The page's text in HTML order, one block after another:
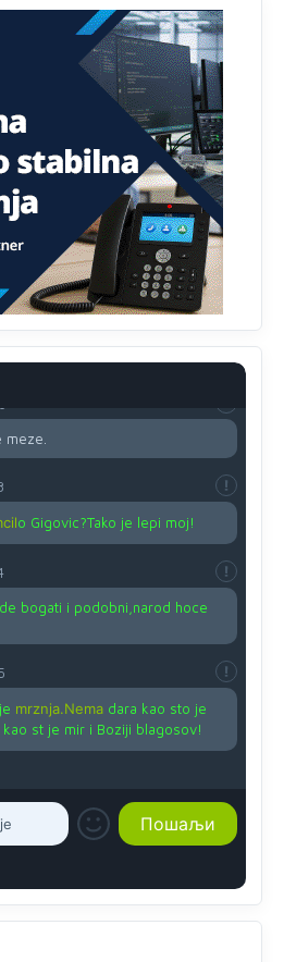
ovog vjeka,neko rece za
su oni srbi...i poce dalje da
sta je bilo u Ag-ci...
bi sve da mogu...a ja srce
tudjoj sreci.I ko ima i ko nema
o Gigovic?Tako je lepi moj!
bogati i podobni,narod hoce
mrznja.Nemadara kao sto je
st je mir i Boziji blagosov!